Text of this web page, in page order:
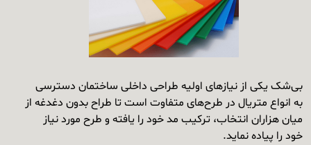
بی‌شک یکی از نیازهای اولیه طراحی داخلی ساختمان دسترسی
به انواع متریال در طرح‌های متفاوت است تا طراح بدون دغدغه از
میان هزاران انتخاب، ترکیب مد خود را یافته و طرح مورد نیاز
خود را پیاده نماید.